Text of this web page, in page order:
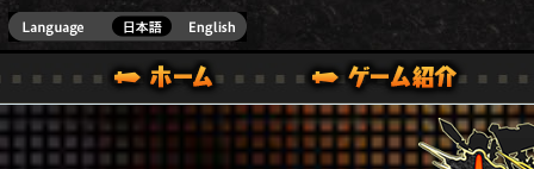
ONE VER.]
ガイド
ル｜HAPPY WARS(ハッピーウォーズ)公式サイト [ XBOX 360,XBOX ONE VER.]
サポート | HAPPY WARS(ハッピーウォーズ)公式サイ